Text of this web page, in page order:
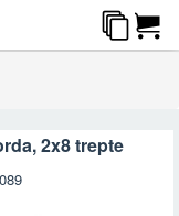
2x8 trepte